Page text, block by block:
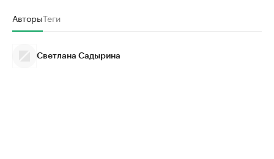
АвторыТеги
Светлана Садырина